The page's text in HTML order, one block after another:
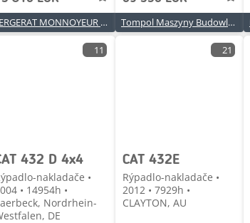
BERGERAT MONNOYEUR Sp. z o.o.
Tompol Maszyny Budowlane
11
432 D 4x4
nakladače •
• 14954h •
Nordrhein-
DE
21
CAT 432E
Rýpadlo-nakladače •
2012 • 7929h •
CLAYTON, AU